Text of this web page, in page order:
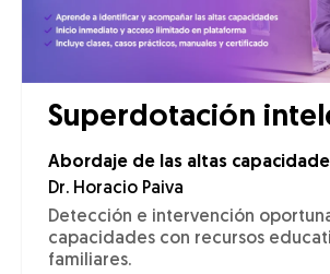
Superdotación
Abordaje de las altas
Dr. Horacio Paiva
Detección e intervención
capacidades con recursos
familiares.